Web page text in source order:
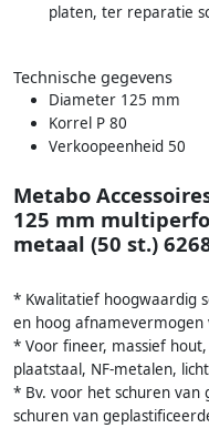
platen, ter reparatie
Technische gegevens
Diameter 125 mm
Korrel P 80
Verkoopeenheid 50
Metabo
125 mm
metaal (50 st.)
* Kwalitatief hoogwaardig
en hoog afnamevermogen
* Voor fineer, massief
plaatstaal, NF-metalen,
* Bv. voor het schuren
schuren van